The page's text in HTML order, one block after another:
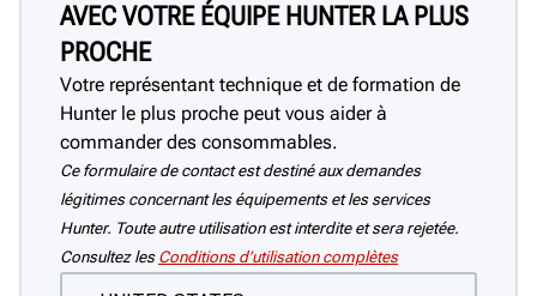
AVEC VOTRE ÉQUIPE HUNTER LA PLUS
PROCHE
Votre représentant technique et de formation de
Hunter le plus proche peut vous aider à
commander des consommables.
Ce formulaire de contact est destiné aux demandes
légitimes concernant les équipements et les services
Hunter. Toute autre utilisation est interdite et sera rejetée.
Consultez les Conditions d’utilisation complètes